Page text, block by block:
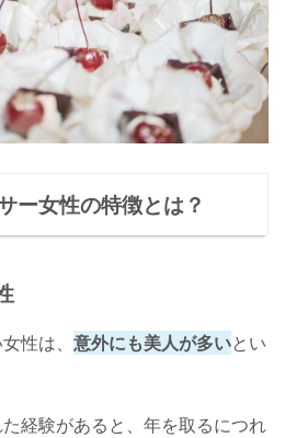
ー女性の特徴とは？
性は、 意外にも美人が多いとい
経験があると、年を取るにつれ